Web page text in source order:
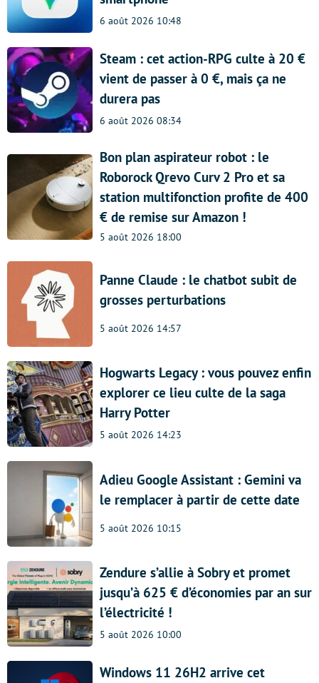
6 août 2026 10:48
Steam : cet action-RPG culte à 20 €
vient de passer à 0 €, mais ça ne
durera pas
6 août 2026 08:34
Bon plan aspirateur robot : le
Roborock Qrevo Curv 2 Pro et sa
station multifonction profite de 400
€ de remise sur Amazon !
5 août 2026 18:00
Panne Claude : le chatbot subit de
grosses perturbations
5 août 2026 14:57
Hogwarts Legacy : vous pouvez enfin
explorer ce lieu culte de la saga
Harry Potter
5 août 2026 14:23
Adieu Google Assistant : Gemini va
le remplacer à partir de cette date
5 août 2026 10:15
Zendure s’allie à Sobry et promet
jusqu’à 625 € d’économies par an sur
l’électricité !
5 août 2026 10:00
Windows 11 26H2 arrive cet